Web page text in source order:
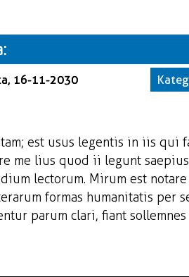
16-11-2030
est usus legentis in iis qui
me lius quod ii legunt
lectorum. Mirum est
formas humanitatis per
parum clari, fiant